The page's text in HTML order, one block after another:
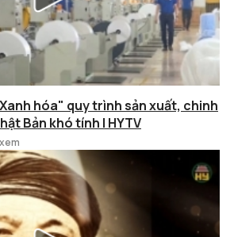
hóa" quy trình sản xuất, chinh
Bản khó tính | HYTV